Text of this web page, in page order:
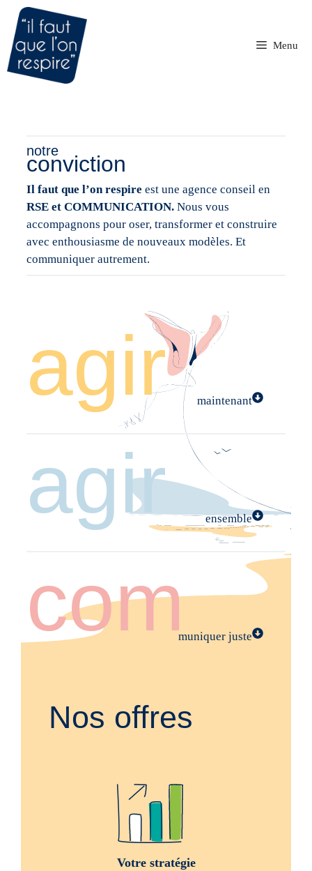
Aller
contenu
Menu
notre
conviction
Il faut que l’on respire est une agence conseil en
RSE et COMMUNICATION. Nous vous
accompagnons pour oser, transformer et construire
avec enthousiasme de nouveaux modèles. Et
communiquer autrement.
agir maintenant
agir ensemble
communiquer juste
Nos offres
Votre stratégie